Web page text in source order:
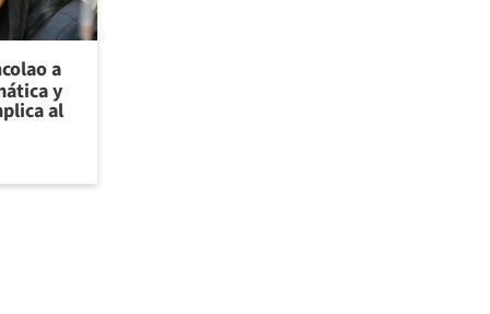
a
y
al